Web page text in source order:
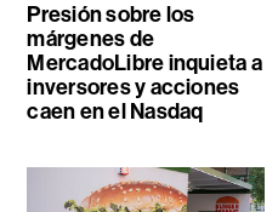
Presión sobre los
márgenes de
MercadoLibre inquieta a
inversores y acciones
caen en el Nasdaq